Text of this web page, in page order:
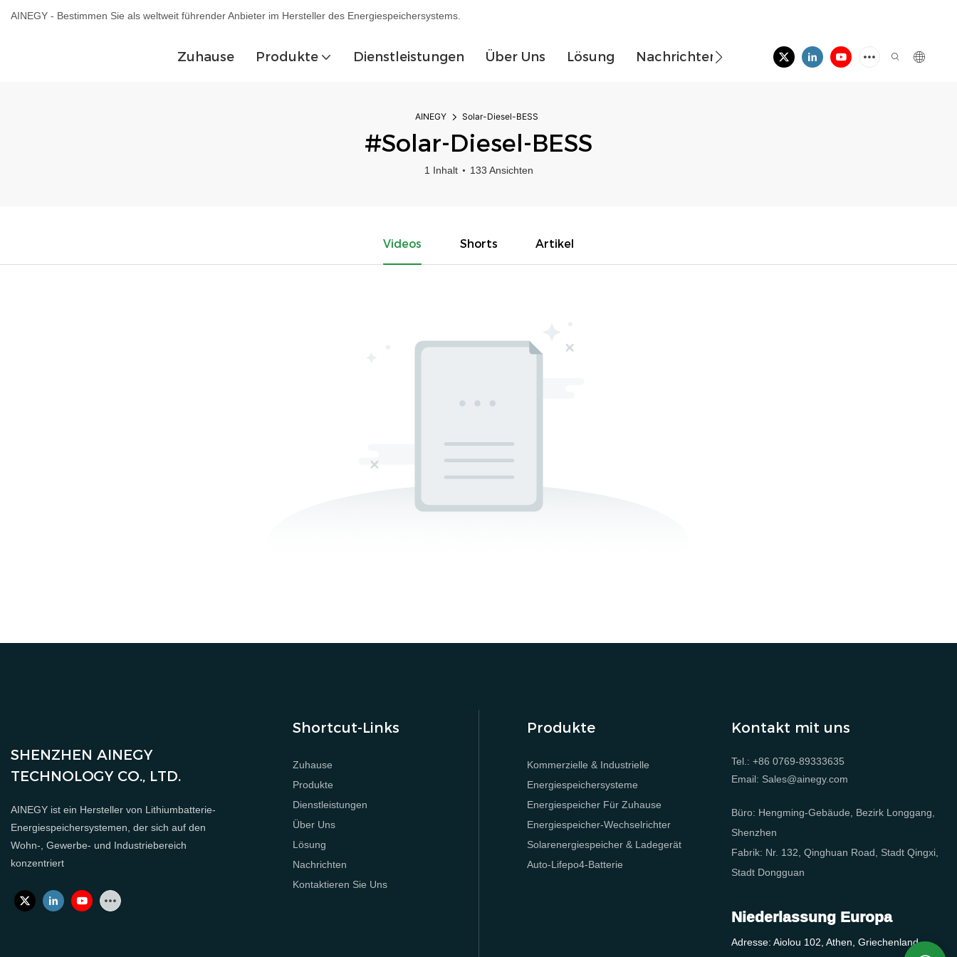
AINEGY - Bestimmen Sie als weltweit führender Anbieter im Hersteller des Energiespeichersystems.
Zuhause Produkte Dienstleistungen Über Uns Lösung Nachrichten Kontaktieren Sie Uns
AINEGY Solar-Diesel-BESS
#Solar-Diesel-BESS
1 Inhalt 133 Ansichten
Videos Shorts Artikel
SHENZHEN AINEGY
TECHNOLOGY CO., LTD.
AINEGY ist ein Hersteller von Lithiumbatterie-
Energiespeichersystemen, der sich auf den
Wohn-, Gewerbe- und Industriebereich
konzentriert
Shortcut-Links
Zuhause
Produkte
Dienstleistungen
Über Uns
Lösung
Nachrichten
Kontaktieren Sie Uns
Produkte
Kommerzielle & Industrielle
Energiespeichersysteme
Energiespeicher Für Zuhause
Energiespeicher-Wechselrichter
Solarenergiespeicher & Ladegerät
Auto-Lifepo4-Batterie
Kontakt mit uns
Tel.: +86 0769-89333635
Email: Sales@ainegy.com
Büro: Hengming-Gebäude, Bezirk Longgang,
Shenzhen
Fabrik: Nr. 132, Qinghuan Road, Stadt Qingxi,
Stadt Dongguan
Niederlassung Europa
Adresse: Aiolou 102, Athen, Griechenland